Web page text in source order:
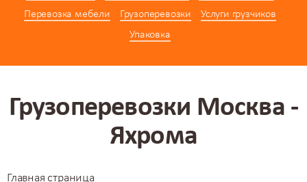
АКЦИИ
КОНТАКТЫ
КАЛЬКУЛЯТОР
Перевозка мебели
Грузоперевозки
Услуги грузчиков
Упаковка
Грузоперевозки Москва -
Яхрома
Главная страница